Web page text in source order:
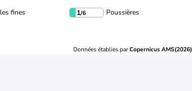
fines 1/6 Poussières
Données établies parCopernicus AMS(2026)